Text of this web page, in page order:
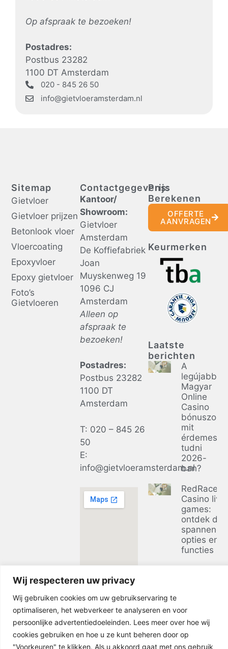
Wij respecteren uw privacy
Wij gebruiken cookies om uw gebruikservaring te
optimaliseren, het webverkeer te analyseren en voor
persoonlijke advertentiedoeleinden. Lees meer over hoe wij
cookies gebruiken en hoe u ze kunt beheren door op
"Voorkeuren" te klikken. Als u akkoord gaat met ons gebruik
Op afspraak te bezoeken!
Postadres:
Postbus 23282
1100 DT Amsterdam
020 - 845 26 50
info@gietvloeramsterdam.nl
Sitemap
Gietvloer
Gietvloer prijzen
Betonlook vloer
Vloercoating
Epoxyvloer
Epoxy gietvloer
Foto’s
Gietvloeren
Contactgegevens:
Kantoor/
Showroom:
Gietvloer
Amsterdam
De Koffiefabriek
Joan
Muyskenweg 19
1096 CJ
Amsterdam
Alleen op
afspraak te
bezoeken!
Postadres:
Postbus 23282
1100 DT
Amsterdam
T: 020 – 845 26
50
E:
info@gietvloeramsterdam.nl
Prijs
Berekenen
OFFERTE
AANVRAGEN
Keurmerken
Laatste
berichten
A
legújabb
Magyar
Online
Casino
bónuszok:
mit
érdemes
tudni
2026-
ban?
RedRacer
Casino live
games:
ontdek de
opties en
functies
in 2026